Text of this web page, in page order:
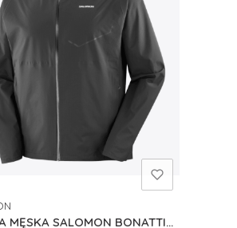
MĘSKA SALOMON BONATTI